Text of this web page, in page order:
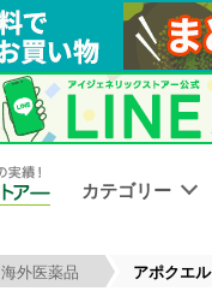
カテゴリー
海外医薬品 アポクエ